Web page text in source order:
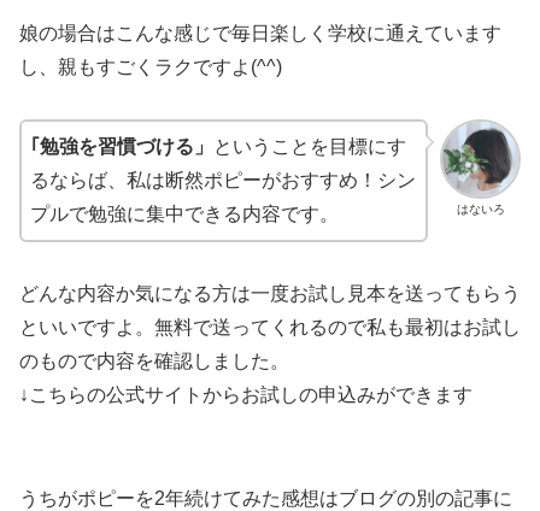
娘の場合はこんな感じで毎日楽しく学校に通えています
し、親もすごくラクですよ(^^)
はないろ
｢勉強を習慣づける」
ということを目標にす
るならば、私は断然ポピーがおすすめ！シン
プルで勉強に集中できる内容です。
どんな内容か気になる方は一度お試し見本を送ってもらう
といいですよ。無料で送ってくれるので私も最初はお試し
のもので内容を確認しました。
↓こちらの公式サイトからお試しの申込みができます
うちがポピーを2年続けてみた感想はブログの別の記事に